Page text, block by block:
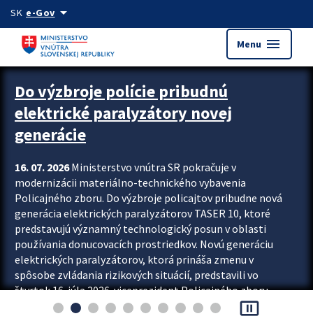
Preskocit na hlavný obsah
SK e-Govarrow_drop_down
Menu menu
Zastavit automatický posun upútavok
Do výzbroje polície pribudnú
elektrické paralyzátory novej
generácie
16. 07. 2026Ministerstvo vnútra SR pokračuje v
modernizácii materiálno-technického vybavenia
Policajného zboru. Do výzbroje policajtov pribudne nová
generácia elektrických paralyzátorov TASER 10, ktoré
predstavujú významný technologický posun v oblasti
používania donucovacích prostriedkov. Novú generáciu
elektrických paralyzátorov, ktorá prináša zmenu v
spôsobe zvládania rizikových situácií, predstavili vo
štvrtok 16. júla 2026 viceprezident Policajného zboru
Rastislav Polakovič a riaditeľ odboru výcviku...
pause_presentation